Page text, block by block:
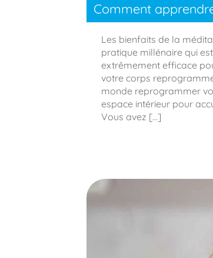
Comment
Les bienfaits de la
pratique millénaire qui
extrêmement efficace
votre corps
monde reprogrammer
espace intérieur pour
Vous avez […]